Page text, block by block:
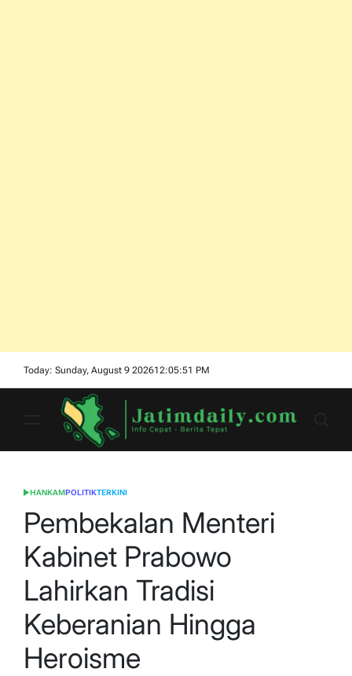
Today: Sunday, August 9 202612:05:52 PM
POSTED
HANKAMPOLITIKTERKINI
Pembekalan Menteri
Kabinet Prabowo
Lahirkan Tradisi
Keberanian Hingga
Heroisme